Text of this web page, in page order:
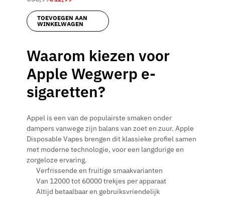
TOEVOEGEN AAN
WINKELWAGEN
Waarom kiezen voor
Apple Wegwerp e-
sigaretten?
Appel is een van de populairste smaken onder
dampers vanwege zijn balans van zoet en zuur. Apple
Disposable Vapes brengen dit klassieke profiel samen
met moderne technologie, voor een langdurige en
zorgeloze ervaring.
Verfrissende en fruitige smaakvarianten
Van 12000 tot 60000 trekjes per apparaat
Altijd betaalbaar en gebruiksvriendelijk